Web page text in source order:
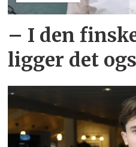
– I den
ligger det